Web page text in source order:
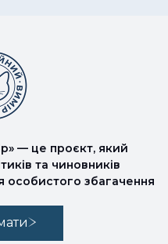
— це проєкт, який
та чиновників
особистого збагачення